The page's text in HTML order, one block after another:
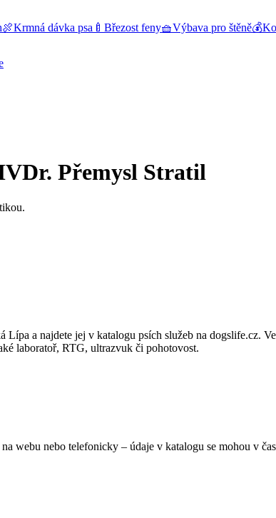
🍖Krmná dávka psa 🍼 Březost feny🧺Výbava pro štěně💰
Přemysl Stratil
Lípa a najdete jej v katalogu psích služeb na
laboratoř, RTG, ultrazvuk či pohotovost.
webu nebo telefonicky – údaje v katalogu se mohou v